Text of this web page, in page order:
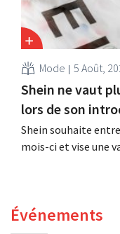
Mode 5 Août,
Shein ne vaut
lors de son
Shein souhaite
mois-ci et vise une
sa rentabilité.
Événements